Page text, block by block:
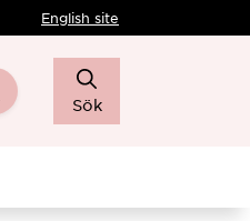
English site
Sök